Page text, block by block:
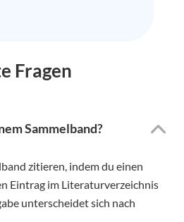
Fragen
Sammelband?
zitieren, indem du einen
Eintrag im Literaturverzeichnis
unterscheidet sich nach